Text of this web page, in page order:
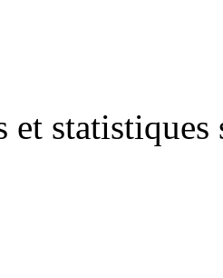
et statistiques